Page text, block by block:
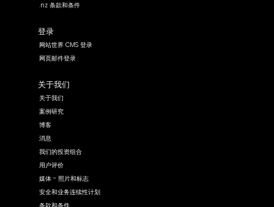
.nz 条款和条件
登录
网站世界 CMS 登录
网页邮件登录
关于我们
关于我们
案例研究
博客
消息
我们的投资组合
用户评价
媒体 - 照片和标志
安全和业务连续性计划